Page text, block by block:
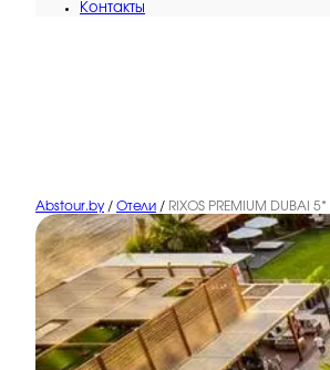
Контакты
Abstour.by / Отели / RIXOS PREMIUM DUBAI 5*